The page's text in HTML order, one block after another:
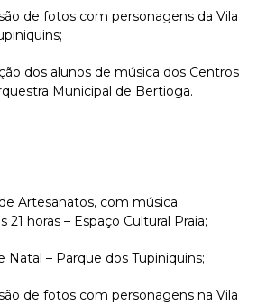
de fotos com personagens da Vila
dos alunos de música dos Centros
Municipal de Bertioga.
de Artesanatos, com música
horas – Espaço Cultural Praia;
Natal – Parque dos Tupiniquins;
de fotos com personagens na Vila